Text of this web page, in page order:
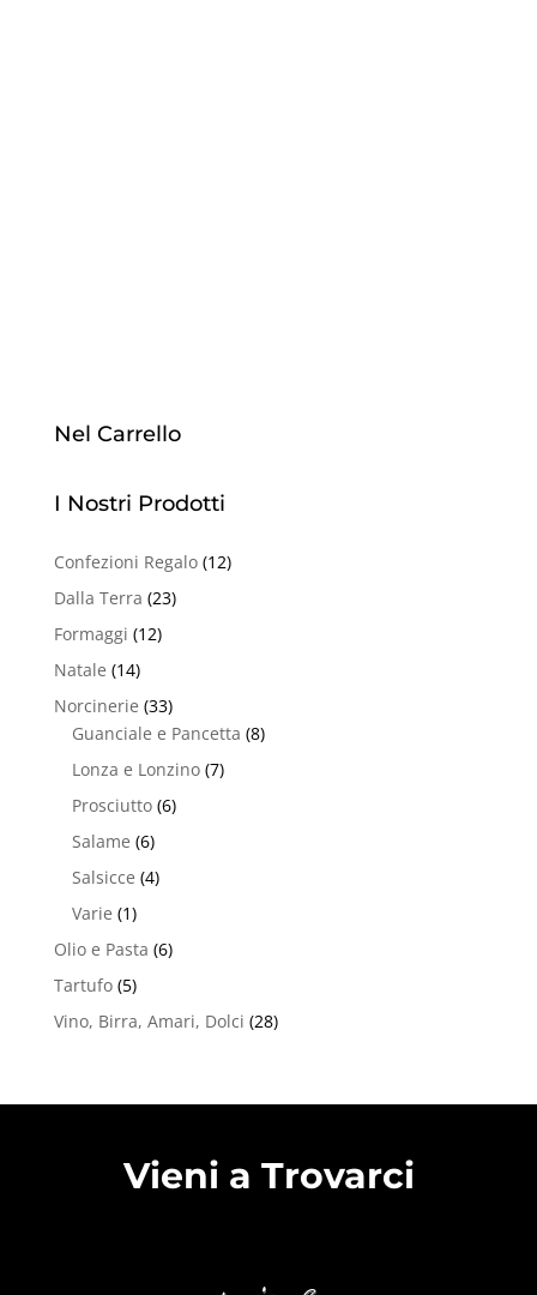
Nel Carrello
I Nostri Prodotti
Confezioni Regalo (12)
Dalla Terra (23)
Formaggi (12)
Natale (14)
Norcinerie (33)
Guanciale e Pancetta (8)
Lonza e Lonzino (7)
Prosciutto (6)
Salame (6)
Salsicce (4)
Varie (1)
Olio e Pasta (6)
Tartufo (5)
Vino, Birra, Amari, Dolci (28)
Vieni a Trovarci